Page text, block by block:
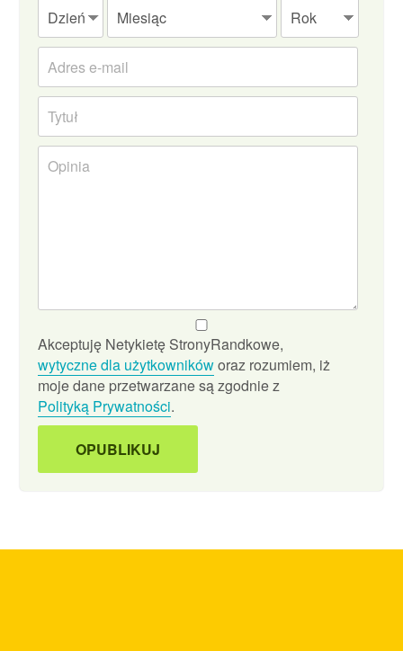
Akceptuję Netykietę StronyRandkowe,
wytyczne dla użytkownikóworaz rozumiem, iż
moje dane przetwarzane są zgodnie z
Polityką Prywatności.